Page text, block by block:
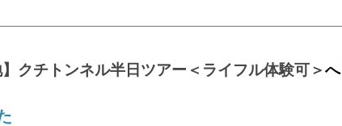
】クチトンネル半日ツアー＜ライフル体験可＞